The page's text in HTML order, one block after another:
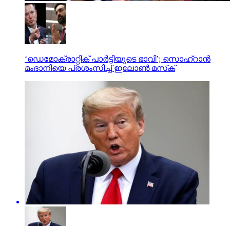
‘ഡെമോക്രാറ്റിക് പാര്‍ട്ടിയുടെ ഭാവി’; സൊഹ്റാന്‍
മംദാനിയെ പ്രശംസിച്ച് ഇലോണ്‍ മസ്‌ക്